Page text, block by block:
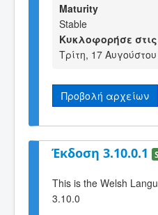
Maturity
Stable
Κυκλοφορήσε στις
Τρίτη, 17
Προβολή αρχείων
Έκδοση 3.10.0.1
This is the Welsh
3.10.0